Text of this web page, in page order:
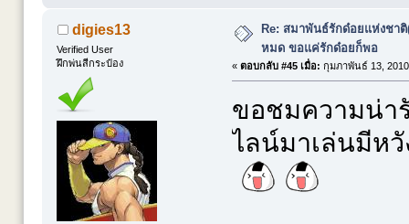
digies13
Verified User
ฝึกพ่นสีกระป๋อง
Re: สมาพันธ์รักด๋อยแห่งชา
หมด ขอแค่รักด๋อยก็พอ
« ตอบกลับ #45 เมื่อ: กุมภาพันธ์ 13,
ขอชมความน่า
ไลน์มาเล่นมีห